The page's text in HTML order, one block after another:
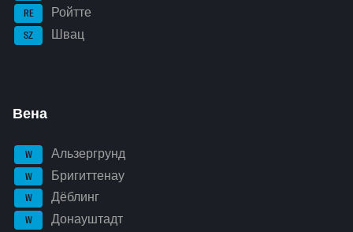
RE Ройтте
SZ Швац
Вена
W Альзергрунд
W Бригиттенау
W Дёблинг
W Донауштадт